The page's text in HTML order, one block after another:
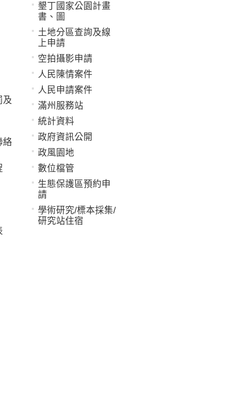
及
絡
墾丁國家公園計畫
書、圖
土地分區查詢及線
上申請
空拍攝影申請
人民陳情案件
人民申請案件
滿州服務站
統計資料
政府資訊公開
政風園地
數位檔管
生態保護區預約申
請
學術研究/標本採集/
研究站住宿